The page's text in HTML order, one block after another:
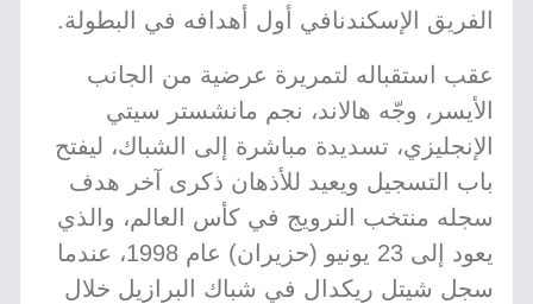
الفريق الإسكندنافي أول أهدافه في البطولة.
عقب استقباله لتمريرة عرضية من الجانب
الأيسر، وجّه هالاند، نجم مانشستر سيتي
الإنجليزي، تسديدة مباشرة إلى الشباك، ليفتح
باب التسجيل ويعيد للأذهان ذكرى آخر هدف
سجله منتخب النرويج في كأس العالم، والذي
يعود إلى 23 يونيو (حزيران) عام 1998، عندما
سجل شيتل ريكدال في شباك البرازيل خلال